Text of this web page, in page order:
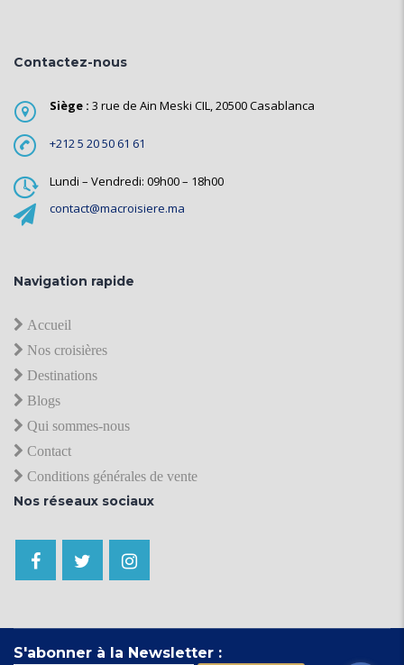
Contactez-nous
Siège : 3 rue de Ain Meski CIL, 20500 Casablanca
+212 5 20 50 61 61
Lundi – Vendredi: 09h00 – 18h00
contact@macroisiere.ma
Navigation rapide
Accueil
Nos croisières
Destinations
Blogs
Qui sommes-nous
Contact
Conditions générales de vente
Nos réseaux sociaux
S'abonner à la Newsletter :